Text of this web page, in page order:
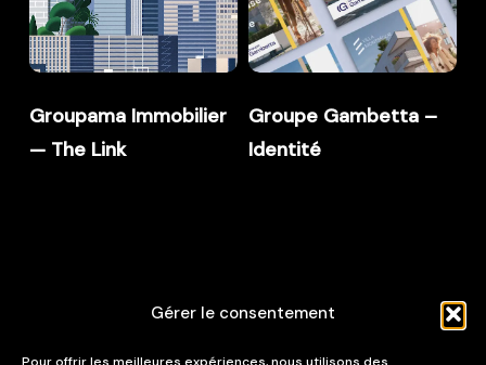
Gérer le consentement
Groupama Immobilier
— The Link
Groupe Gambetta –
Identité